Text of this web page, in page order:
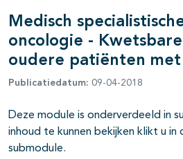
open- en dichtklappen
open- en dichtklappen
Medisch
oncologie -
oudere patiënten met
Publicatiedatum: 09-04-2018
Deze module is onderverdeeld in
inhoud te kunnen bekijken klikt u
submodule.